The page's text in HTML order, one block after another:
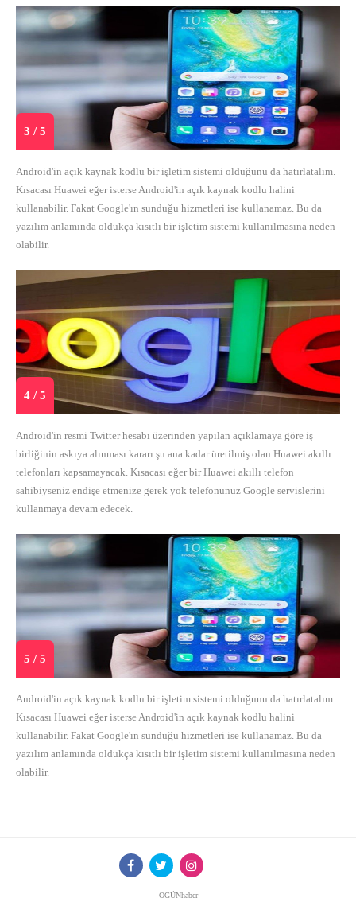
3 / 5
Android'in açık kaynak kodlu bir işletim sistemi olduğunu da hatırlatalım.
Kısacası Huawei eğer isterse Android'in açık kaynak kodlu halini
kullanabilir. Fakat Google'ın sunduğu hizmetleri ise kullanamaz. Bu da
yazılım anlamında oldukça kısıtlı bir işletim sistemi kullanılmasına neden
olabilir.
4 / 5
Android'in resmi Twitter hesabı üzerinden yapılan açıklamaya göre iş
birliğinin askıya alınması kararı şu ana kadar üretilmiş olan Huawei akıllı
telefonları kapsamayacak. Kısacası eğer bir Huawei akıllı telefon
sahibiyseniz endişe etmenize gerek yok telefonunuz Google servislerini
kullanmaya devam edecek.
5 / 5
Android'in açık kaynak kodlu bir işletim sistemi olduğunu da hatırlatalım.
Kısacası Huawei eğer isterse Android'in açık kaynak kodlu halini
kullanabilir. Fakat Google'ın sunduğu hizmetleri ise kullanamaz. Bu da
yazılım anlamında oldukça kısıtlı bir işletim sistemi kullanılmasına neden
olabilir.
OGÜNhaber